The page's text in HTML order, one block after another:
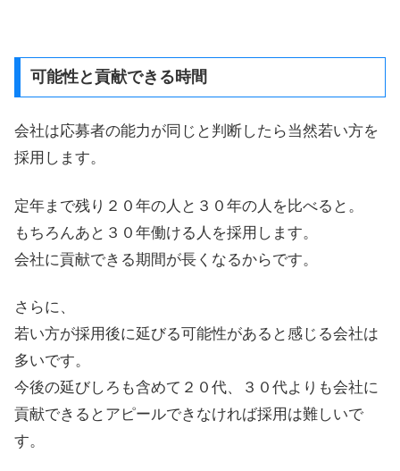
可能性と貢献できる時間
会社は応募者の能力が同じと判断したら当然若い方を
採用します。
定年まで残り２０年の人と３０年の人を比べると。
もちろんあと３０年働ける人を採用します。
会社に貢献できる期間が長くなるからです。
さらに、
若い方が採用後に延びる可能性があると感じる会社は
多いです。
今後の延びしろも含めて２０代、３０代よりも会社に
貢献できるとアピールできなければ採用は難しいで
す。